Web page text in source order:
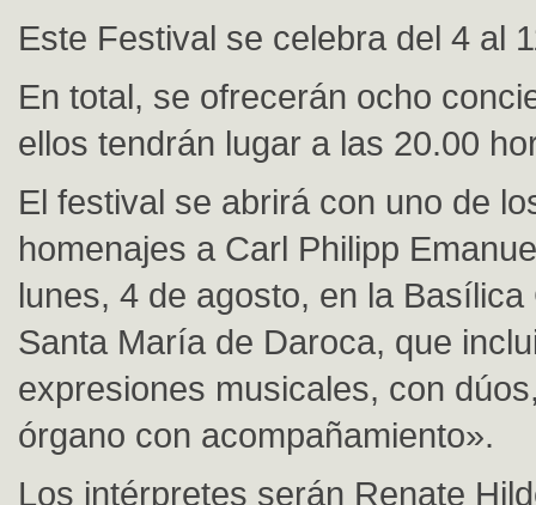
Este Festival se celebra del 4 al
En total, se ofrecerán ocho
ellos tendrán lugar a las 20.00
El festival se abrirá con uno de
homenajes a Carl Philipp
lunes, 4 de agosto, en la Basílica
Santa María de Daroca, que
expresiones musicales, con
órgano con acompañamiento».
Los intérpretes serán Renate